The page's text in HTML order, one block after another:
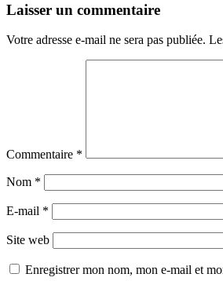
Laisser un commentaire
Votre adresse e-mail ne sera pas publiée.
Commentaire *
Nom *
E-mail *
Site web
Enregistrer mon nom, mon e-mail et